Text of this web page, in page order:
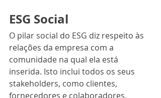
ESG Social
O pilar social do ESG diz respeito às
relações da empresa com a
comunidade na qual ela está
inserida. Isto inclui todos os seus
stakeholders, como clientes,
fornecedores e colaboradores.